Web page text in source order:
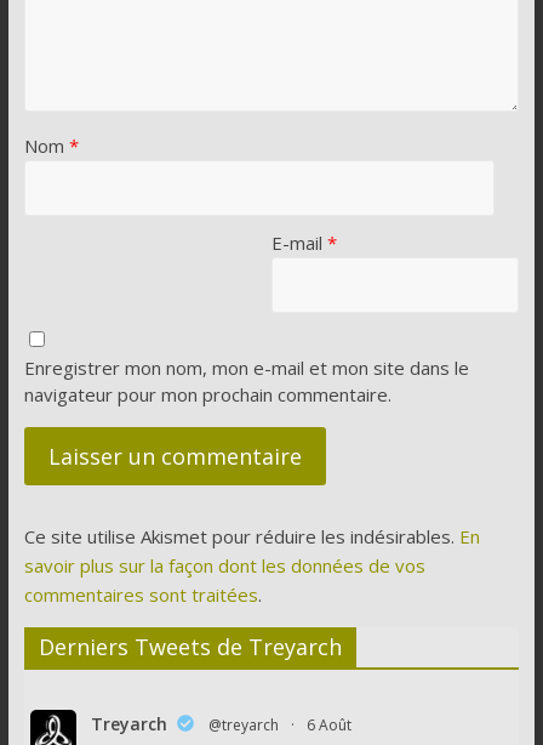
Nom *
E-mail *
Enregistrer mon nom, mon e-mail et mon site dans le
navigateur pour mon prochain commentaire.
Ce site utilise Akismet pour réduire les indésirables. En
savoir plus sur la façon dont les données de vos
commentaires sont traitées.
Derniers Tweets de Treyarch
Treyarch @treyarch · 6 Août